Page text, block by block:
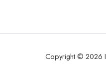
Copyright © 2026